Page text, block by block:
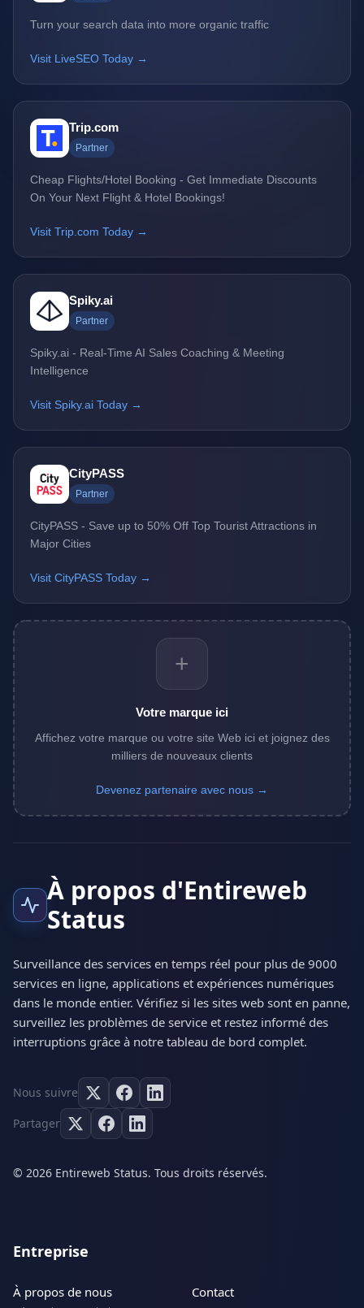
Turn your search data into more organic traffic
Visit LiveSEO Today →
Trip.com
Partner
Cheap Flights/Hotel Booking - Get Immediate Discounts
On Your Next Flight & Hotel Bookings!
Visit Trip.com Today →
Spiky.ai
Partner
Spiky.ai - Real-Time AI Sales Coaching & Meeting
Intelligence
Visit Spiky.ai Today →
CityPASS
Partner
CityPASS - Save up to 50% Off Top Tourist Attractions in
Major Cities
Visit CityPASS Today →
+
Votre marque ici
Affichez votre marque ou votre site Web ici et joignez des
milliers de nouveaux clients
Devenez partenaire avec nous →
À propos d'Entireweb
Status
Surveillance des services en temps réel pour plus de 9000
services en ligne, applications et expériences numériques
dans le monde entier. Vérifiez si les sites web sont en panne,
surveillez les problèmes de service et restez informé des
interruptions grâce à notre tableau de bord complet.
Nous suivre
Partager
© 2026 Entireweb Status. Tous droits réservés.
Entreprise
À propos de nous Contact